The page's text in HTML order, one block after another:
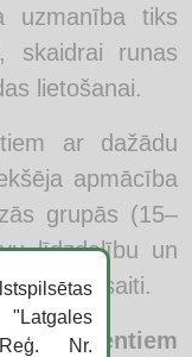
uzmanība tiks
skaidrai runas
lietošanai.
ar dažādu
apmācība
grupās (15–
līdzdalību un
saiti.
interesentiem
Nr.